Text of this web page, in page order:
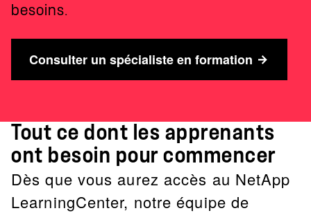
besoins.
Consulter un spécialiste en formation
Tout ce dont les apprenants
ont besoin pour commencer
Dès que vous aurez accès au NetApp
LearningCenter, notre équipe de